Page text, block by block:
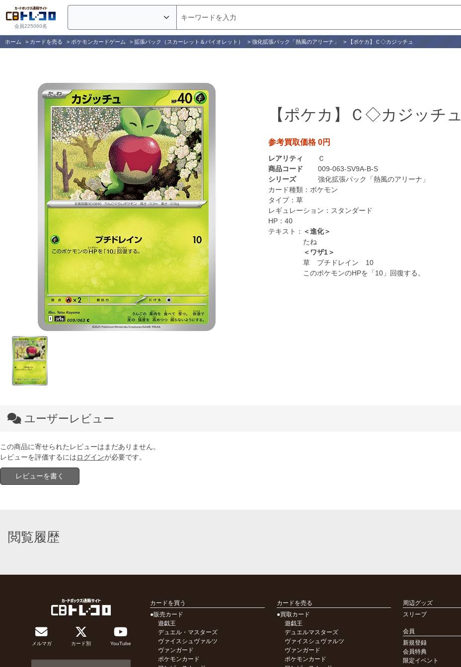
会員225060名
ホーム > カードを売る > ポケモンカードゲーム > 拡張パック（スカーレット＆バイオレット） > 強化拡張パック「熱風のアリーナ」 > 【ポケカ】Ｃ◇カジッチュ
【ポケカ】Ｃ◇カジッチュ
参考買取価格 0円
レアリティ
Ｃ
商品コード
009-063-SV9A-B-S
シリーズ
強化拡張パック「熱風のアリーナ」
カード種類： ポケモン
タイプ： 草
レギュレーション： スタンダード
HP： 40
テキスト： ＜進化＞
たね
＜ワザ1＞
草 プチドレイン 10
このポケモンのHPを「10」回復する。
ユーザーレビュー
この商品に寄せられたレビューはまだありません。
レビューを評価するにはログインが必要です。
レビューを書く
閲覧履歴
メルマガ カード別 YouTube
カードを買う
●販売カード
遊戯王
デュエル・マスターズ
ヴァイスシュヴァルツ
ヴァンガード
ポケモンカード
カードを売る
●買取カード
遊戯王
デュエルマスターズ
ヴァイスシュヴァルツ
ヴァンガード
ポケモンカード
周辺グッズ
スリーブ
会員
新規登録
会員特典
限定イベント